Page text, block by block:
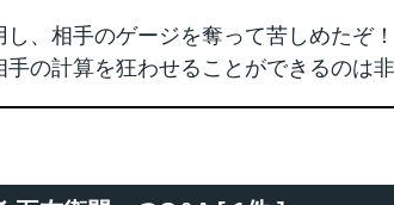
し、相手のゲージを奪って苦しめたぞ！
手の計算を狂わせることができるのは